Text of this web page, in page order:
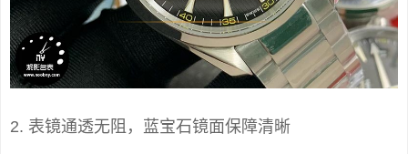
2. 表镜通透无阻，蓝宝石镜面保障清晰